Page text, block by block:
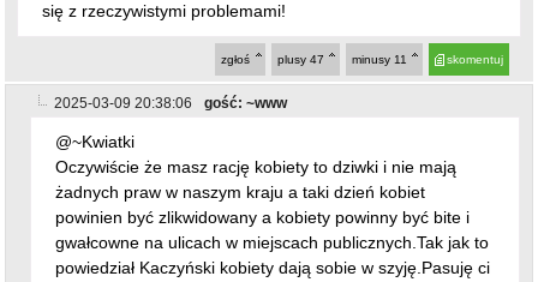
się z rzeczywistymi problemami!
skomentuj
minusy 11
plusy 47
zgłoś
2025-03-09 20:38:06 gość: ~www
@~Kwiatki
Oczywiście że masz rację kobiety to dziwki i nie mają
żadnych praw w naszym kraju a taki dzień kobiet
powinien być zlikwidowany a kobiety powinny być bite i
gwałcowne na ulicach w miejscach publicznych.Tak jak to
powiedział Kaczyński kobiety dają sobie w szyję.Pasuję ci